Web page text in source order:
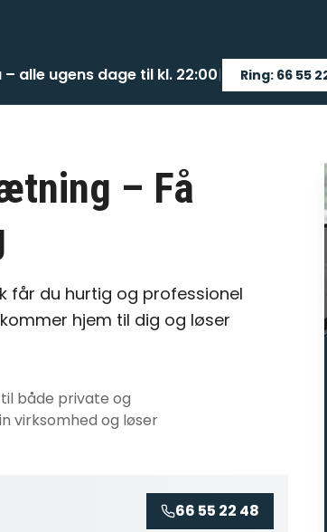
alle ugens dage til kl. 22:00| Ring: 66 55
– Få
får du hurtig og professionel
hjem til dig og løser
til både private og
virksomhed og løser
66 55 22 48